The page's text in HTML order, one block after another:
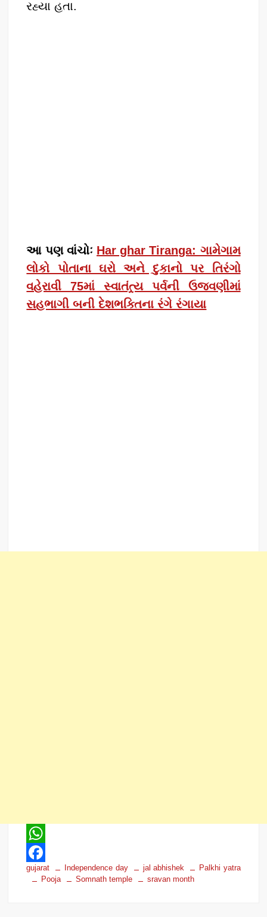
રહ્યા હતા.
આ પણ વાંચોઃ Har ghar Tiranga: ગામેગામ
લોકો પોતાના ઘરો અને દુકાનો પર તિરંગો
વહેરાવી 75માં સ્વાતંત્ર્ય પર્વની ઉજવણીમાં
સહભાગી બની દેશભક્તિના રંગે રંગાયા
W
h
F
gujarat Independence day jal abhishek
Palkhi yatra
Pooja
Somnath temple sravan month